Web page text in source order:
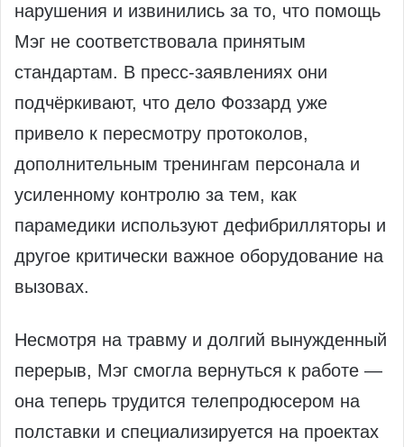
нарушения и извинились за то, что помощь
Мэг не соответствовала принятым
стандартам. В пресс‑заявлениях они
подчёркивают, что дело Фоззард уже
привело к пересмотру протоколов,
дополнительным тренингам персонала и
усиленному контролю за тем, как
парамедики используют дефибрилляторы и
другое критически важное оборудование на
вызовах.
Несмотря на травму и долгий вынужденный
перерыв, Мэг смогла вернуться к работе —
она теперь трудится телепродюсером на
полставки и специализируется на проектах